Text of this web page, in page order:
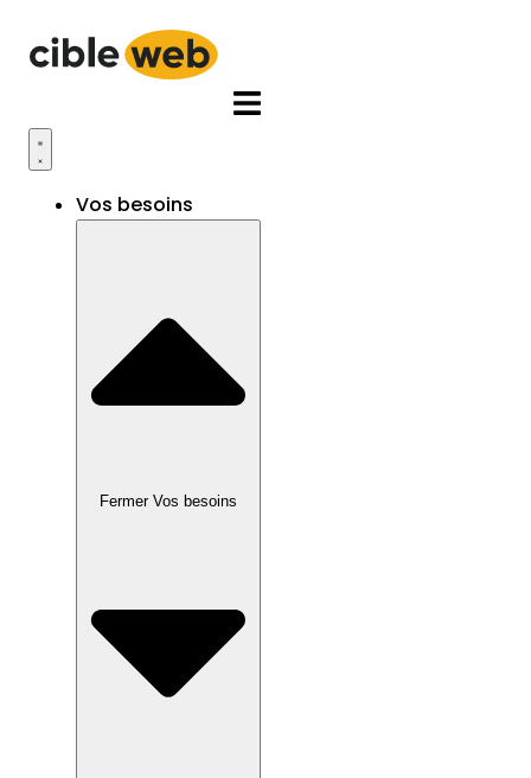
contenu
Vos besoins
Fermer Vos besoins